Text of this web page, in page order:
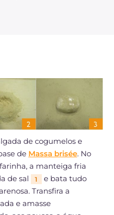
de cogumelos e
de Massa brisée. No
a manteiga fria
de sal
1
e bata tudo
Transfira a
e amasse